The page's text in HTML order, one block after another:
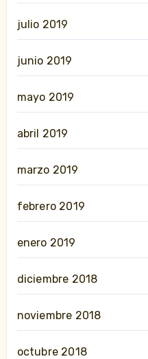
julio 2019
junio 2019
mayo 2019
abril 2019
marzo 2019
febrero 2019
enero 2019
diciembre 2018
noviembre 2018
octubre 2018